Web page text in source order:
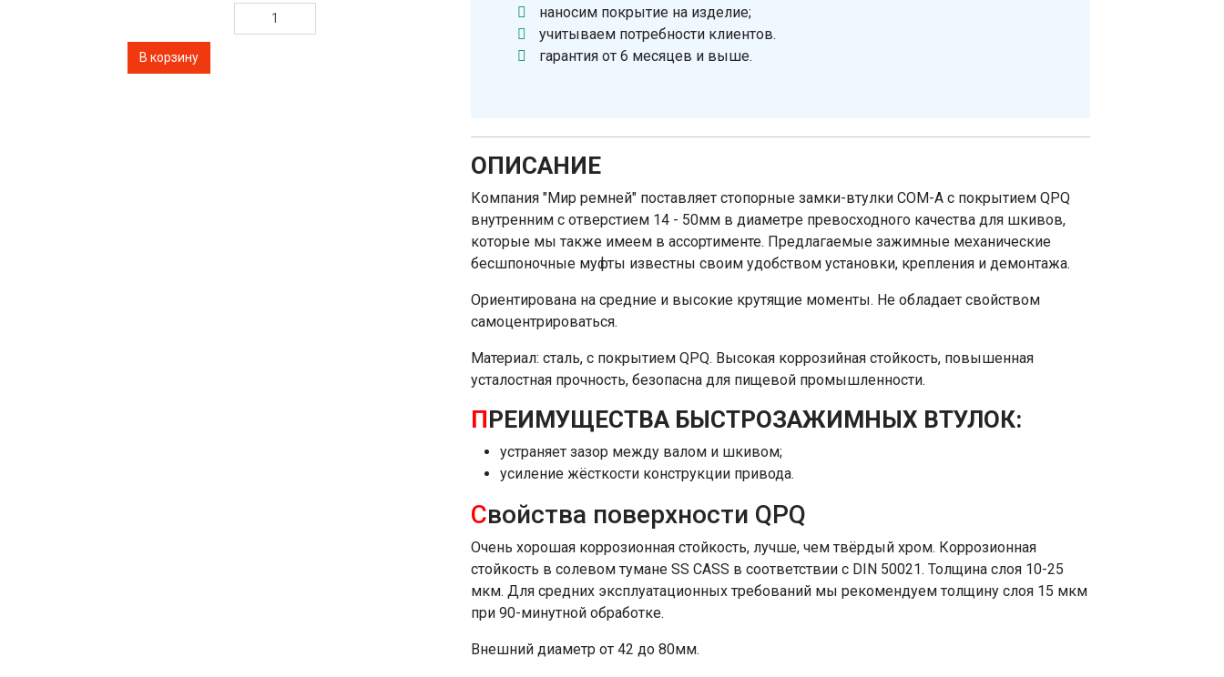
наносим покрытие на изделие;
учитываем потребности клиентов.
гарантия от 6 месяцев и выше.
ОПИСАНИЕ
Компания "Мир ремней" поставляет стопорные замки-втулки COM-A с покрытием QPQ
внутренним с отверстием 14 - 50мм в диаметре превосходного качества для шкивов,
которые мы также имеем в ассортименте. Предлагаемые зажимные механические
бесшпоночные муфты известны своим удобством установки, крепления и демонтажа.
Ориентирована на средние и высокие крутящие моменты. Не обладает свойством
самоцентрироваться.
Материал: сталь, с покрытием QPQ. Высокая коррозийная стойкость, повышенная
усталостная прочность, безопасна для пищевой промышленности.
ПРЕИМУЩЕСТВА БЫСТРОЗАЖИМНЫХ ВТУЛОК:
устраняет зазор между валом и шкивом;
усиление жёсткости конструкции привода.
Свойства поверхности QPQ
Очень хорошая коррозионная стойкость, лучше, чем твёрдый хром. Коррозионная
стойкость в солевом тумане SS CASS в соответствии с DIN 50021. Толщина слоя 10-25
мкм. Для средних эксплуатационных требований мы рекомендуем толщину слоя 15 мкм
при 90-минутной обработке.
Внешний диаметр от 42 до 80мм.